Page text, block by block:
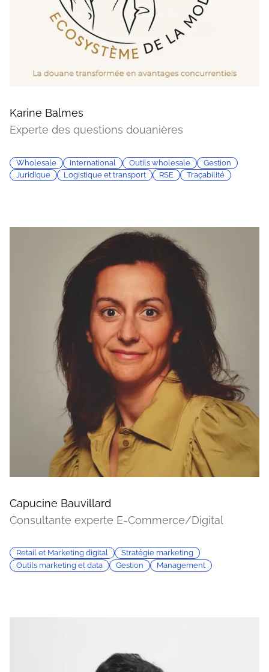
Karine Balmes
Experte des questions douanières
Wholesale International Outils wholesale
Gestion
Juridique
Logistique et transport RSE Traçabilité
Capucine Bauvillard
Consultante experte E-Commerce/Digital
Retail et Marketing digital
Stratégie marketing
Outils marketing et data
Gestion Management